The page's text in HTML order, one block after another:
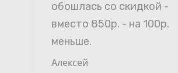
обошлась со скидкой -
вместо 850р. - на 100р.
меньше.
Алексей